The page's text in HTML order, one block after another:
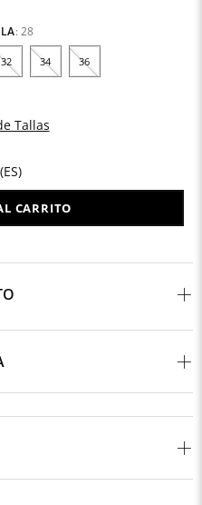
: 28
32 34 36
Tallas
CARRITO